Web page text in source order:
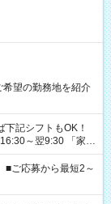
望の勤務地を紹介
翌9:30 「家族
準備がしたい」
望を教えてください
40時間を超える場
■ご応募から最短2～